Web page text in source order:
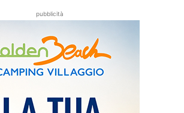
pubblicità